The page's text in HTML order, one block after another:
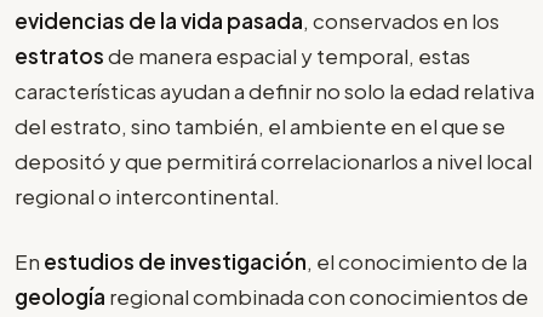
evidencias de la vida pasada, conservados en los
estratosde manera espacial y temporal, estas
características ayudan a definir no solo la edad relativa
del estrato, sino también, el ambiente en el que se
depositó y que permitirá correlacionarlos a nivel local
regional o intercontinental.
En estudios de investigación, el conocimiento de la
geología regional combinada con conocimientos de